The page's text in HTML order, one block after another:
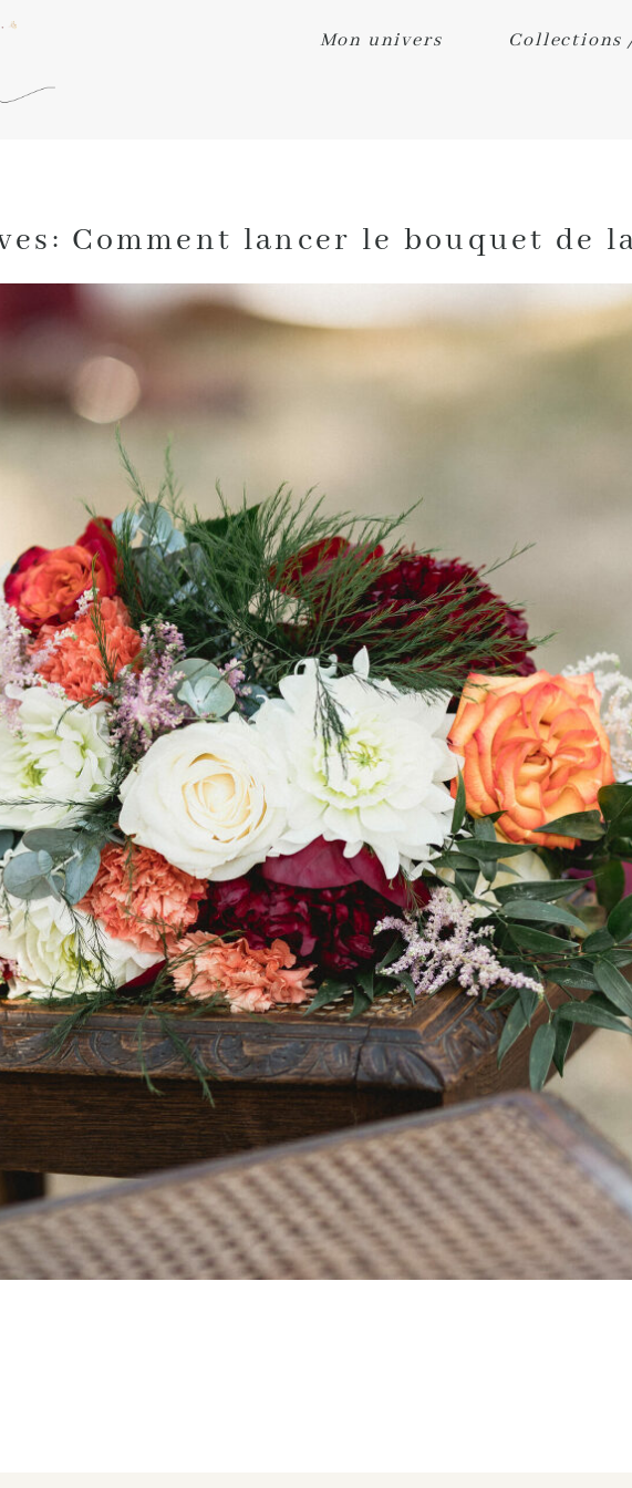
Mon univers Collections
Comment lancer le bouquet de
DIFFÉRENTES FAÇONS DE LANCER LE BOUQUET DE
Lire l'article...